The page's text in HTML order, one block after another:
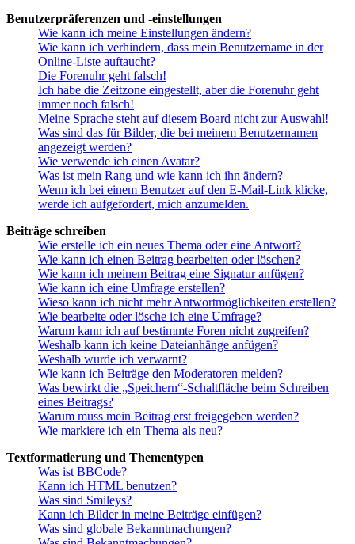
Benutzerpräferenzen und -einstellungen
Wie kann ich meine Einstellungen ändern?
Wie kann ich verhindern, dass mein Benutzername in der
Online-Liste auftaucht?
Die Forenuhr geht falsch!
Ich habe die Zeitzone eingestellt, aber die Forenuhr geht
immer noch falsch!
Meine Sprache steht auf diesem Board nicht zur Auswahl!
Was sind das für Bilder, die bei meinem Benutzernamen
angezeigt werden?
Wie verwende ich einen Avatar?
Was ist mein Rang und wie kann ich ihn ändern?
Wenn ich bei einem Benutzer auf den E-Mail-Link klicke,
werde ich aufgefordert, mich anzumelden.
Beiträge schreiben
Wie erstelle ich ein neues Thema oder eine Antwort?
Wie kann ich einen Beitrag bearbeiten oder löschen?
Wie kann ich meinem Beitrag eine Signatur anfügen?
Wie kann ich eine Umfrage erstellen?
Wieso kann ich nicht mehr Antwortmöglichkeiten erstellen?
Wie bearbeite oder lösche ich eine Umfrage?
Warum kann ich auf bestimmte Foren nicht zugreifen?
Weshalb kann ich keine Dateianhänge anfügen?
Weshalb wurde ich verwarnt?
Wie kann ich Beiträge den Moderatoren melden?
Was bewirkt die „Speichern“-Schaltfläche beim Schreiben
eines Beitrags?
Warum muss mein Beitrag erst freigegeben werden?
Wie markiere ich ein Thema als neu?
Textformatierung und Thementypen
Was ist BBCode?
Kann ich HTML benutzen?
Was sind Smileys?
Kann ich Bilder in meine Beiträge einfügen?
Was sind globale Bekanntmachungen?